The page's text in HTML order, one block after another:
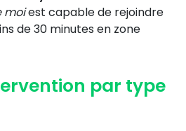
moiest capable de rejoindre
de 30 minutes en zone
par type